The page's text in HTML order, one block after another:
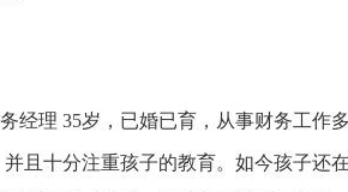
理 35岁，已婚已育，从事财务工作
并且十分注重孩子的教育。如今孩子还